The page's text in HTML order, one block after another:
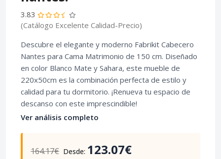
3.83
(Catálogo Excelente Calidad-Precio)
Descubre el elegante y moderno Fabrikit Cabecero
Nantes para Cama Matrimonio de 150 cm. Diseñado
en color Blanco Mate y Sahara, este mueble de
220x50cm es la combinación perfecta de estilo y
calidad para tu dormitorio. ¡Renueva tu espacio de
descanso con este imprescindible!
Ver análisis completo
164.17€ Desde: 123.07€